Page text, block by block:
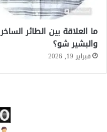
ما العلاقة بين الطائر الساخر
والبشير شو؟
فبراير 19, 2026